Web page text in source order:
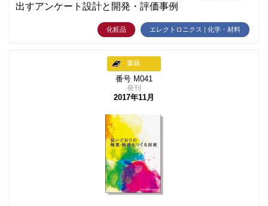
出すアンケート設計と開発・評価事例
化粧品 エレクトロニクス | 化学・材料
書籍
番号 M041
発刊
2017年11月